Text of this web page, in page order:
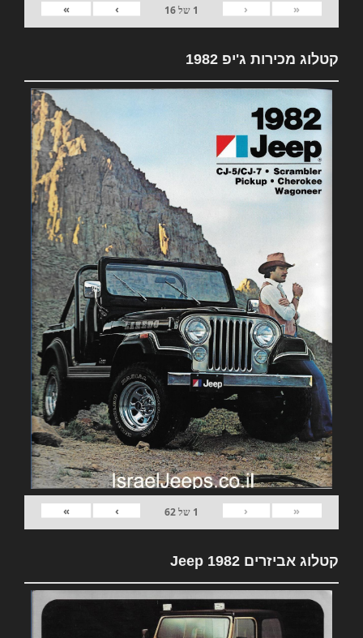
«
‹
1 של16
›
»
קטלוג מכירות ג'יפ 1982
«
‹
1 של62
›
»
קטלוג אביזרים 1982 Jeep